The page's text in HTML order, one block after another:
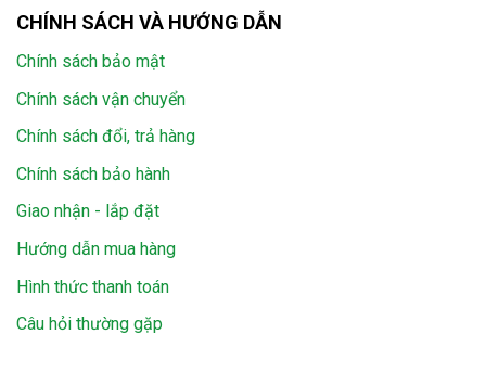
CHÍNH SÁCH VÀ HƯỚNG DẪN
Chính sách bảo mật
Chính sách vận chuyển
Chính sách đổi, trả hàng
Chính sách bảo hành
Giao nhận - lắp đặt
Hướng dẫn mua hàng
Hình thức thanh toán
Câu hỏi thường gặp